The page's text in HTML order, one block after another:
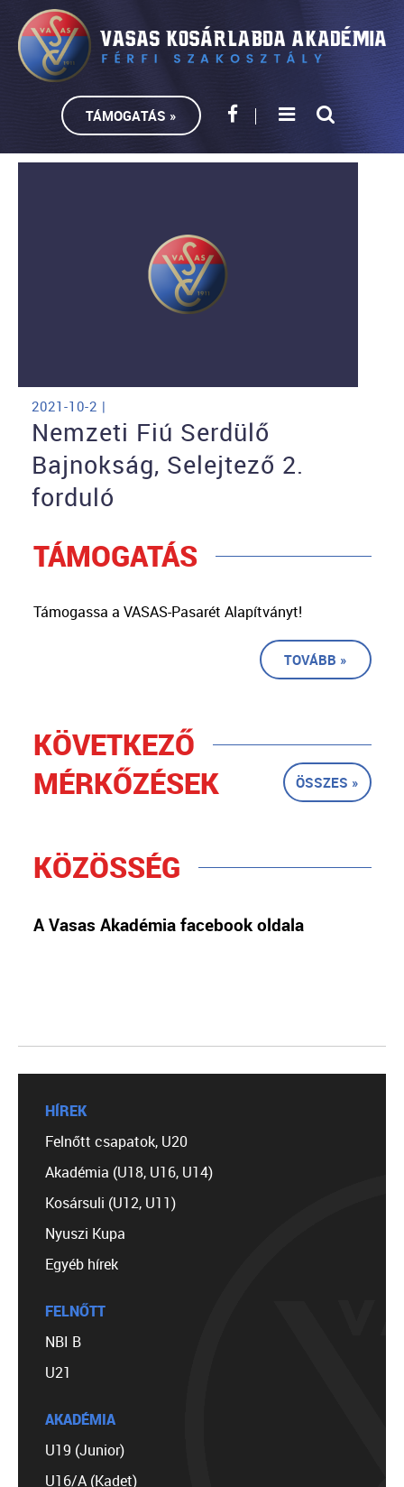
TÁMOGATÁS »
2021-10-2 |
Nemzeti Fiú Serdülő
Bajnokság, Selejtező 2.
forduló
TÁMOGATÁS
Támogassa a VASAS-Pasarét Alapítványt!
TOVÁBB »
KÖVETKEZŐ
MÉRKŐZÉSEK
ÖSSZES »
KÖZÖSSÉG
A Vasas Akadémia facebook oldala
HÍREK
Felnőtt csapatok, U20
Akadémia (U18, U16, U14)
Kosársuli (U12, U11)
Nyuszi Kupa
Egyéb hírek
FELNŐTT
NBI B
U21
AKADÉMIA
U19 (Junior)
U16/A (Kadet)